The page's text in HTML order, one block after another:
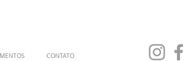
CONTATO